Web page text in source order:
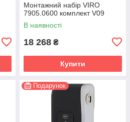
Монтажний набір VIRO
7905.0600 комплект V09
В наявності
18 268 ₴
Купити
Подарунок